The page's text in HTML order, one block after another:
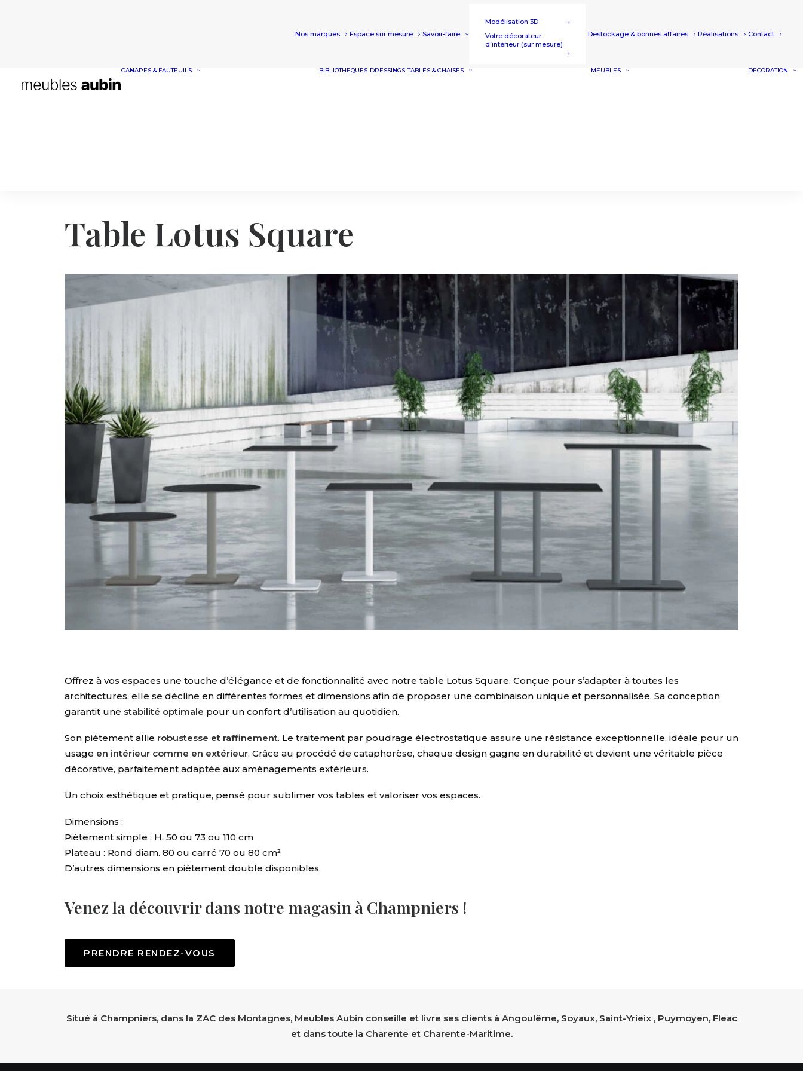
Nos marques Espace sur mesure Savoir-faire
Modélisation 3D
Votre décorateur
d’intérieur (sur mesure)
Destockage & bonnes affaires Réalisations Contact
CANAPÉS & FAUTEUILS BIBLIOTHÈQUES DRESSINGS TABLES & CHAISES MEUBLES DÉCORATION
Table Lotus Square
Offrez à vos espaces une touche d’élégance et de fonctionnalité avec notre table Lotus Square. Conçue pour s’adapter à toutes les
architectures, elle se décline en différentes formes et dimensions afin de proposer une combinaison unique et personnalisée. Sa conception
garantit une stabilité optimale pour un confort d’utilisation au quotidien.
Son piétement allie robustesse et raffinement. Le traitement par poudrage électrostatique assure une résistance exceptionnelle, idéale pour un
usage en intérieur comme en extérieur. Grâce au procédé de cataphorèse, chaque design gagne en durabilité et devient une véritable pièce
décorative, parfaitement adaptée aux aménagements extérieurs.
Un choix esthétique et pratique, pensé pour sublimer vos tables et valoriser vos espaces.
Dimensions :
Piètement simple : H. 50 ou 73 ou 110 cm
Plateau : Rond diam. 80 ou carré 70 ou 80 cm²
D’autres dimensions en piètement double disponibles.
Venez la découvrir dans notre magasin à Champniers !
PRENDRE RENDEZ-VOUS
Situé à Champniers, dans la ZAC des Montagnes, Meubles Aubin conseille et livre ses clients à Angoulême, Soyaux, Saint-Yrieix , Puymoyen, Fleac
et dans toute la Charente et Charente-Maritime.